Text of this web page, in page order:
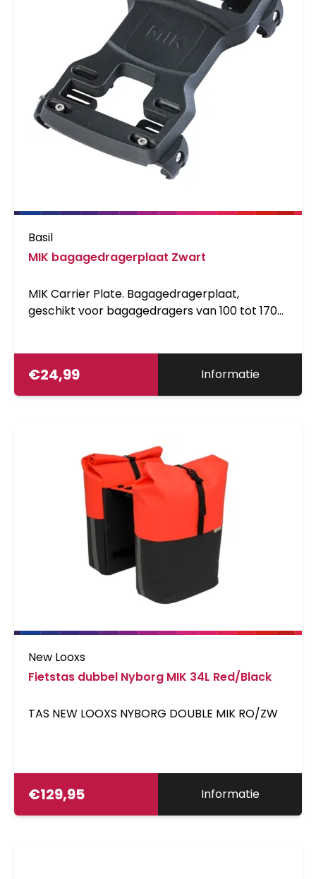
Basil
MIK bagagedragerplaat Zwart
MIK Carrier Plate. Bagagedragerplaat,
geschikt voor bagagedragers van 100 tot 170
€24,99 Informatie
New Looxs
Fietstas dubbel Nyborg MIK 34L Red/Black
TAS NEW LOOXS NYBORG DOUBLE MIK RO/ZW
€129,95 Informatie